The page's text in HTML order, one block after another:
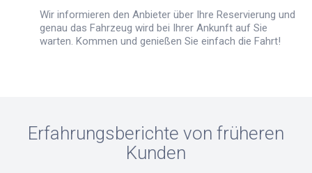
Wir informieren den Anbieter über Ihre Reservierung und
genau das Fahrzeug wird bei Ihrer Ankunft auf Sie
warten. Kommen und genießen Sie einfach die Fahrt!
Erfahrungsberichte von früheren
Kunden